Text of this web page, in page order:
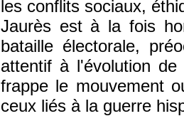
les conflits sociaux,
Jaurès est à la fois
bataille électorale,
attentif à l'évolution
frappe le mouvement
ceux liés à la guerre